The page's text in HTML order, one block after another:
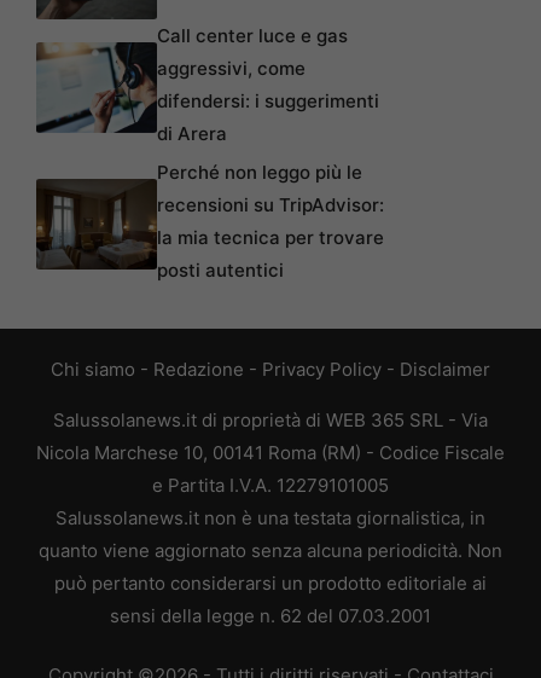
Call center luce e gas
aggressivi, come
difendersi: i suggerimenti
di Arera
Perché non leggo più le
recensioni su TripAdvisor:
la mia tecnica per trovare
posti autentici
Chi siamo - Redazione - Privacy Policy - Disclaimer
Salussolanews.it di proprietà di WEB 365 SRL - Via
Nicola Marchese 10, 00141 Roma (RM) - Codice Fiscale
e Partita I.V.A. 12279101005
Salussolanews.it non è una testata giornalistica, in
quanto viene aggiornato senza alcuna periodicità. Non
può pertanto considerarsi un prodotto editoriale ai
sensi della legge n. 62 del 07.03.2001